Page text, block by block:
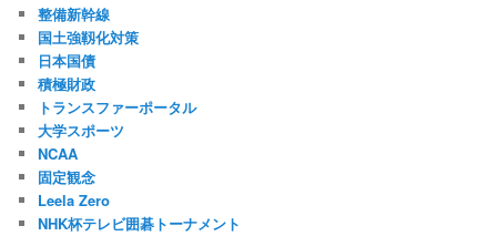
整備新幹線
国土強靱化対策
日本国債
積極財政
トランスファーポータル
大学スポーツ
NCAA
固定観念
Leela Zero
NHK杯テレビ囲碁トーナメント